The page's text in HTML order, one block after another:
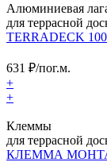
Алюминиевая
для террасной
TERRADECK
631 ₽/пог.м.
+
+
Клеммы
для террасной
КЛЕММА